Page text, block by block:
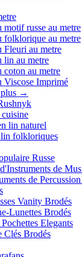
motif russe au metre
folklorique au metre
Fleuri au metre
lin au metre
coton au metre
Viscose Imprimé
→
lin naturel
folkloriques
Russe
de
de
Vanity Brodés
Lunettes Brodés
Pochettes Elegants
Clés Brodés